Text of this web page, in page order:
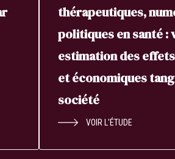
thérapeutiques,
politiques en santé :
estimation des
et économiques
société
VOIR L'ÉTUDE